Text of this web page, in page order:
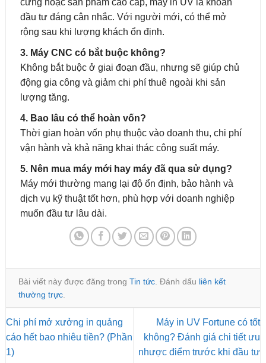
cứng hoặc sản phẩm cao cấp, máy in UV là khoản
đầu tư đáng cân nhắc. Với người mới, có thể mở
rộng sau khi lượng khách ổn định.
3. Máy CNC có bắt buộc không?
Không bắt buộc ở giai đoạn đầu, nhưng sẽ giúp chủ
động gia công và giảm chi phí thuê ngoài khi sản
lượng tăng.
4. Bao lâu có thể hoàn vốn?
Thời gian hoàn vốn phụ thuộc vào doanh thu, chi phí
vận hành và khả năng khai thác công suất máy.
5. Nên mua máy mới hay máy đã qua sử dụng?
Máy mới thường mang lại độ ổn định, bảo hành và
dịch vụ kỹ thuật tốt hơn, phù hợp với doanh nghiệp
muốn đầu tư lâu dài.
Bài viết này được đăng trong Tin tức. Đánh dấu liên kết
thường trực.
Chi phí mở xưởng in quảng
cáo hết bao nhiêu tiền? (Phần
1)
Máy in UV Fortune có tốt
không? Đánh giá chi tiết ưu
nhược điểm trước khi đầu tư